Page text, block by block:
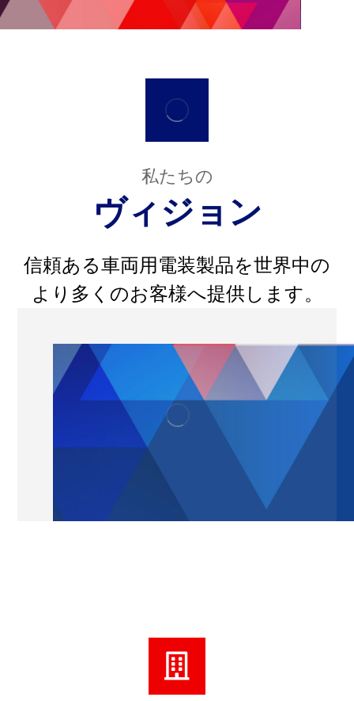
私たちの
ヴィジョン
信頼ある車両用電装製品を世界中の
より多くのお客様へ提供します。